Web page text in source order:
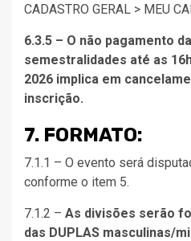
CADASTRO GERAL > MEU
6.3.5 – O não pagamento
semestralidades até as
2026 implica em
inscrição.
7. FORMATO:
7.1.1 – O evento será
conforme o item 5.
7.1.2 – As divisões serão
das DUPLAS masculinas/